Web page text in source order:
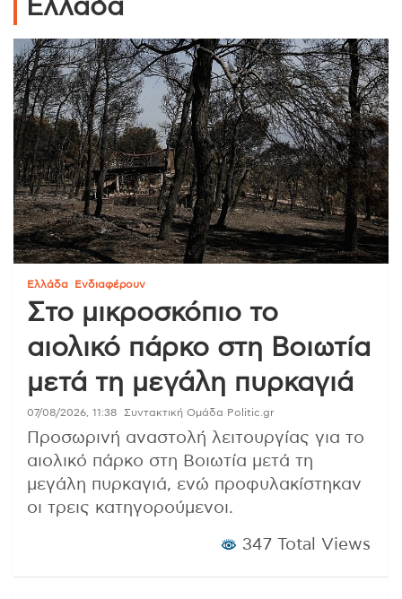
Ελλάδα
Ελλάδα Ενδιαφέρουν
Στο μικροσκόπιο το
αιολικό πάρκο στη Βοιωτία
μετά τη μεγάλη πυρκαγιά
07/08/2026, 11:38 Συντακτική Ομάδα Politic.gr
Προσωρινή αναστολή λειτουργίας για το
αιολικό πάρκο στη Βοιωτία μετά τη
μεγάλη πυρκαγιά, ενώ προφυλακίστηκαν
οι τρεις κατηγορούμενοι.
347 Total Views